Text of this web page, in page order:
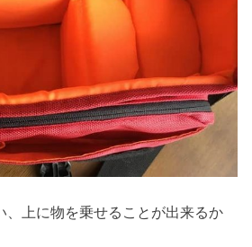
、上に物を乗せることが出来るか